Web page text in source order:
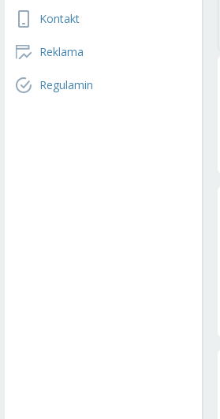
Kontakt
Reklama
Regulamin